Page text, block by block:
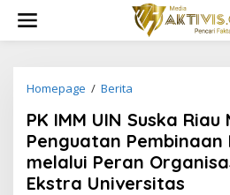
w
Homepage / Berita
I
M
M
U
I
PK IMM UIN Suska
Penguatan Pembinaan
melalui Peran
Ekstra Universitas